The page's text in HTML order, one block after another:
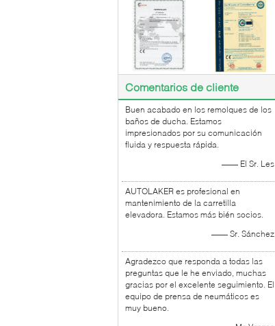
Comentarios de cliente
Buen acabado en los remolques de los
baños de ducha. Estamos
impresionados por su comunicación
fluida y respuesta rápida.
—— El Sr. Les
AUTOLAKER es profesional en
mantenimiento de la carretilla
elevadora. Estamos más bién socios.
—— Sr. Sánchez
Agradezco que responda a todas las
preguntas que le he enviado, muchas
gracias por el excelente seguimiento. El
equipo de prensa de neumáticos es
muy bueno.